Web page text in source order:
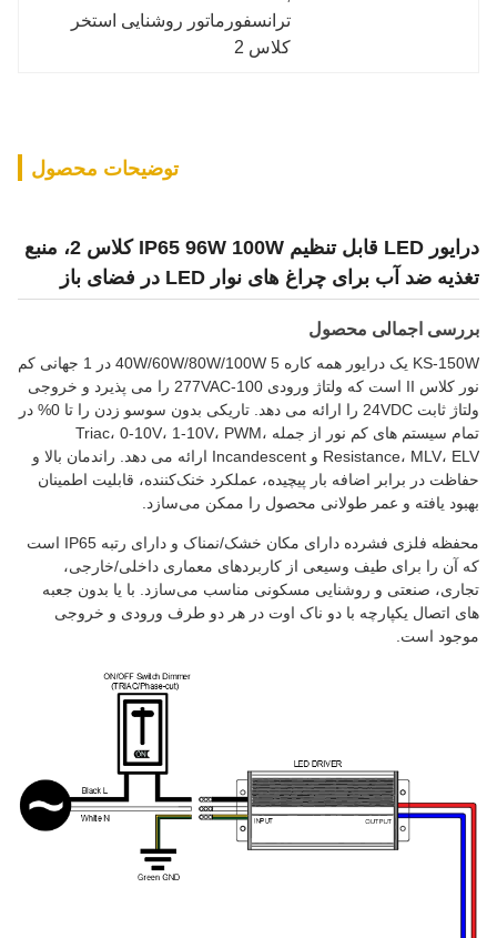
کلاس 2
توضیحات محصول
درایور LED قابل تنظیم IP65 96W 100W کلاس 2، منبع
تغذیه ضد آب برای چراغ های نوار LED در فضای باز
بررسی اجمالی محصول
KS-150W یک درایور همه کاره 40W/60W/80W/100W 5 در 1 جهانی کم
نور کلاس II است که ولتاژ ورودی 100-277VAC را می پذیرد و خروجی
ولتاژ ثابت 24VDC را ارائه می دهد. تاریکی بدون سوسو زدن را تا 0% در
تمام سیستم های کم نور از جمله Triac، 0-10V، 1-10V، PWM،
Resistance، MLV، ELV و Incandescent ارائه می دهد. راندمان بالا و
حفاظت در برابر اضافه بار پیچیده، عملکرد خنک‌کننده، قابلیت اطمینان
بهبود یافته و عمر طولانی محصول را ممکن می‌سازد.
محفظه فلزی فشرده دارای مکان خشک/نمناک و دارای رتبه IP65 است
که آن را برای طیف وسیعی از کاربردهای معماری داخلی/خارجی،
تجاری، صنعتی و روشنایی مسکونی مناسب می‌سازد. با یا بدون جعبه
های اتصال یکپارچه با دو ناک اوت در هر دو طرف ورودی و خروجی
موجود است.